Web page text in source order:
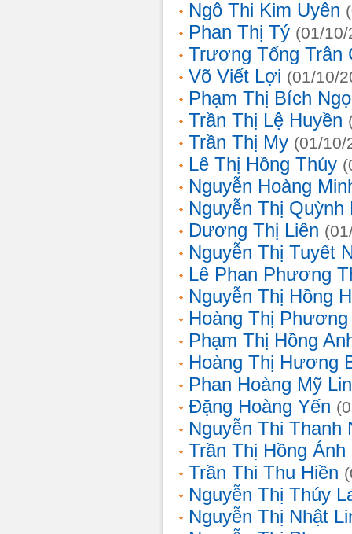
Ngô Thi Kim Uyên
Phan Thị Tý (01/
Trương Tống Trân
Võ Viết Lợi (01/10/
Phạm Thị Bích
Trần Thị Lệ Huyền
Trần Thị My (01/10/
Lê Thị Hồng Thúy
Nguyễn Hoàng
Nguyễn Thị Quỳnh
Dương Thị Liên
Nguyễn Thị Tuyết
Lê Phan Phương
Nguyễn Thị Hồng
Hoàng Thị Phương
Phạm Thị Hồng
Hoàng Thị Hương
Phan Hoàng Mỹ
Đặng Hoàng Yến
Nguyễn Thi Thanh
Trần Thị Hồng Ánh
Trần Thi Thu Hiền
Nguyễn Thị Thúy
Nguyễn Thị Nhật